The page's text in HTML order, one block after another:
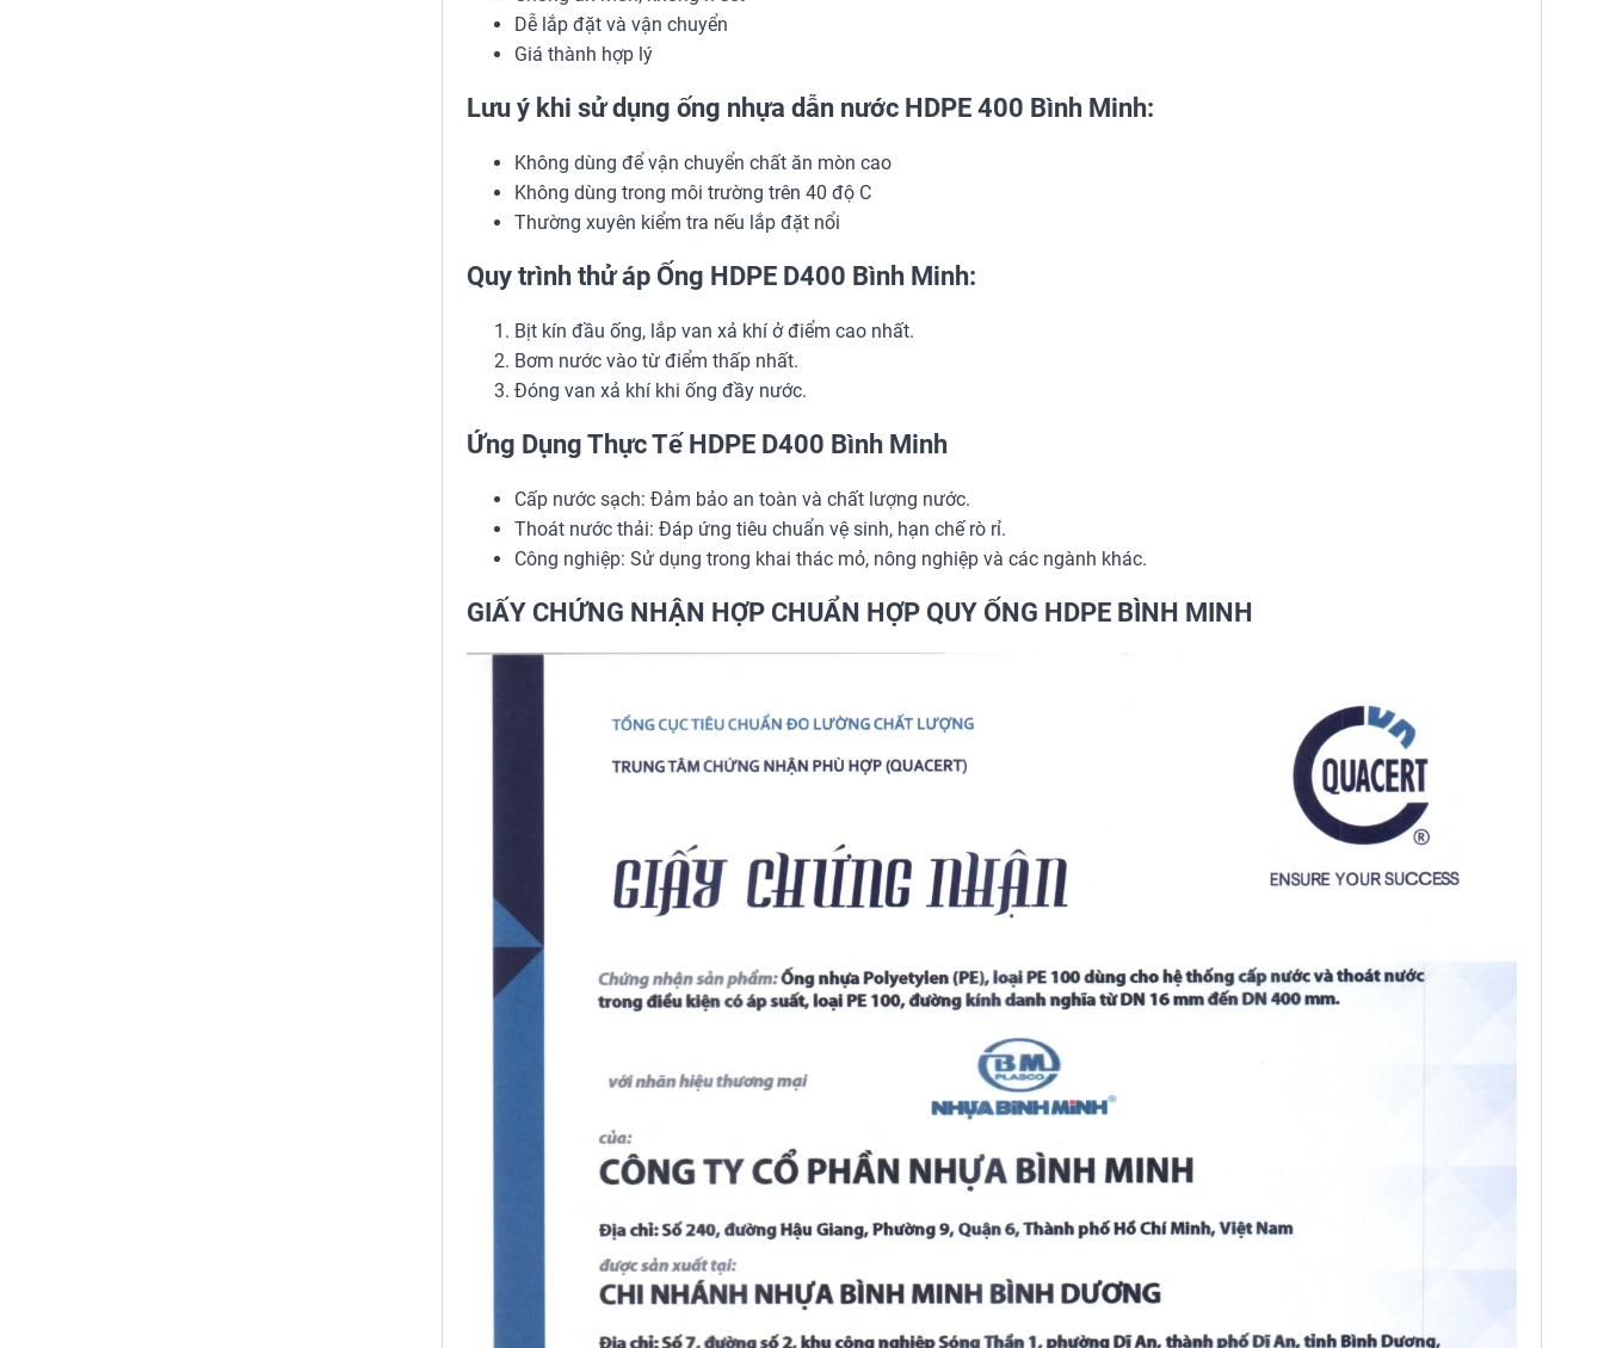
Dễ lắp đặt và vận chuyển
Giá thành hợp lý
Lưu ý khi sử dụng ống nhựa dẫn nước HDPE 400 Bình Minh:
Không dùng để vận chuyển chất ăn mòn cao
Không dùng trong môi trường trên 40 độ C
Thường xuyên kiểm tra nếu lắp đặt nổi
Quy trình thử áp Ống HDPE D400 Bình Minh:
Bịt kín đầu ống, lắp van xả khí ở điểm cao nhất.
Bơm nước vào từ điểm thấp nhất.
Đóng van xả khí khi ống đầy nước.
Ứng Dụng Thực Tế HDPE D400 Bình Minh
Cấp nước sạch: Đảm bảo an toàn và chất lượng nước.
Thoát nước thải: Đáp ứng tiêu chuẩn vệ sinh, hạn chế rò rỉ.
Công nghiệp: Sử dụng trong khai thác mỏ, nông nghiệp và các ngành khác.
GIẤY CHỨNG NHẬN HỢP CHUẨN HỢP QUY ỐNG HDPE BÌNH MINH